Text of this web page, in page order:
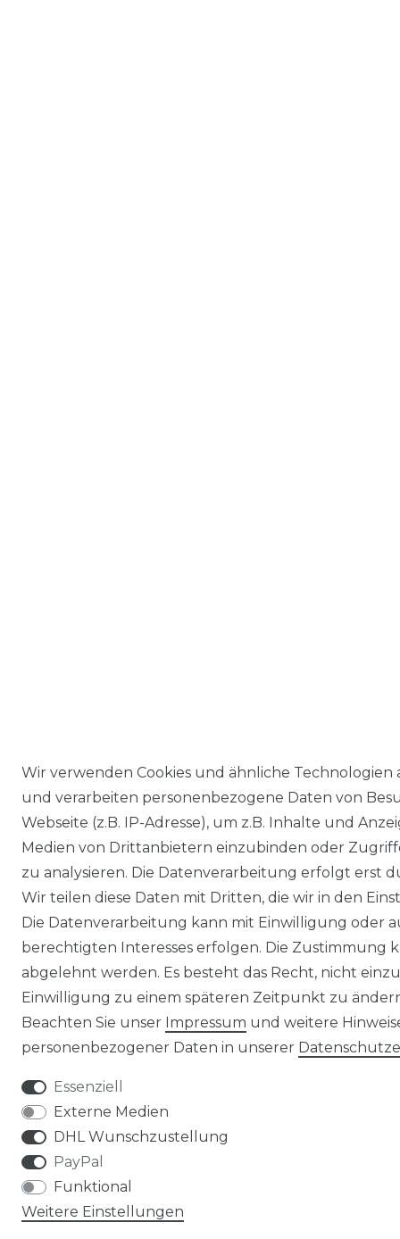
Wir verwenden Cookies und ähnliche Technologien
und verarbeiten personenbezogene Daten von
Webseite (z.B. IP-Adresse), um z.B. Inhalte und
Medien von Drittanbietern einzubinden oder
zu analysieren. Die Datenverarbeitung erfolgt erst
Wir teilen diese Daten mit Dritten, die wir in den
Die Datenverarbeitung kann mit Einwilligung oder
berechtigten Interesses erfolgen. Die Zustimmung
abgelehnt werden. Es besteht das Recht, nicht
Einwilligung zu einem späteren Zeitpunkt zu
Beachten Sie unser Impressum und weitere
personenbezogener Daten in unserer
Essenziell
Externe Medien
DHL Wunschzustellung
PayPal
Funktional
Weitere Einstellungen